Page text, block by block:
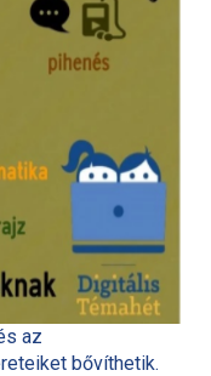
az
bővíthetik.